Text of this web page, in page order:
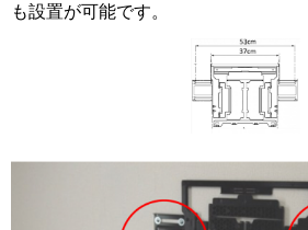
も設置が可能です。